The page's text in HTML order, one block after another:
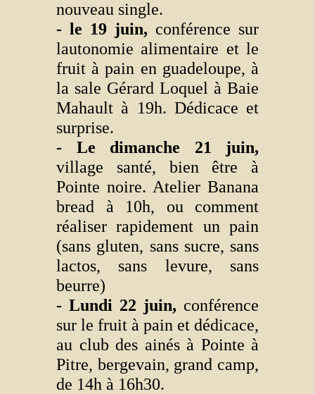
nouveau single.
- le 19 juin, conférence sur
lautonomie alimentaire et le
fruit à pain en guadeloupe, à
la sale Gérard Loquel à Baie
Mahault à 19h. Dédicace et
surprise.
- Le dimanche 21 juin,
village santé, bien être à
Pointe noire. Atelier Banana
bread à 10h, ou comment
réaliser rapidement un pain
(sans gluten, sans sucre, sans
lactos, sans levure, sans
beurre)
- Lundi 22 juin, conférence
sur le fruit à pain et dédicace,
au club des ainés à Pointe à
Pitre, bergevain, grand camp,
de 14h à 16h30.